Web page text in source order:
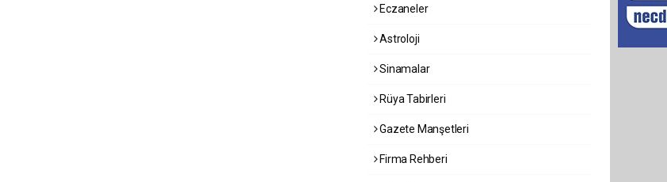
Eczaneler
Astroloji
Sinamalar
Rüya Tabirleri
Gazete Manşetleri
Firma Rehberi